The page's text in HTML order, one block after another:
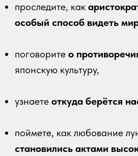
проследите, как
особый способ видеть
поговорите о
японскую культуру,
узнаете откуда берётся
поймете, как любование
становились актами